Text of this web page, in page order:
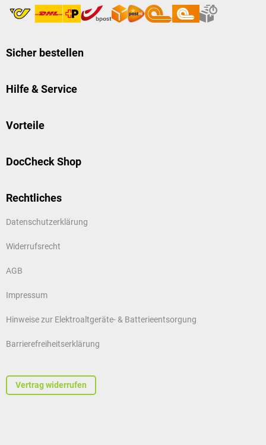
Sicher bestellen
Hilfe & Service
Vorteile
DocCheck Shop
Rechtliches
Datenschutzerklärung
Widerrufsrecht
AGB
Impressum
Hinweise zur Elektroaltgeräte- & Batterieentsorgung
Barrierefreiheitserklärung
Vertrag widerrufen